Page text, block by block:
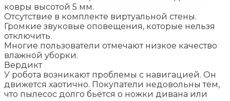
ковры высотой 5 мм.
Отсутствие в комплекте виртуальной стены.
Громкие звуковые оповещения, которые нельзя
отключить.
Многие пользователи отмечают низкое качество
влажной уборки.
Вердикт
У робота возникают проблемы с навигацией. Он
движется хаотично. Покупатели недовольны тем,
что пылесос долго бьётся о ножки дивана или